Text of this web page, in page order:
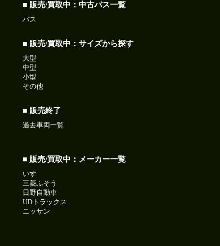
■ 販売/買取中：中古バス一覧
バス
■ 販売/買取中：サイズから探す
大型
中型
小型
その他
■ 販売終了
過去車両一覧
■ 販売/買取中：メーカー一覧
いすゞ
三菱ふそう
日野自動車
UDトラックス
ニッサン